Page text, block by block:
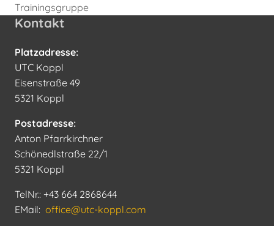
Trainingsgruppe
Kontakt
Platzadresse:
UTC Koppl
Eisenstraße 49
5321 Koppl
Postadresse:
Anton Pfarrkirchner
Schönedlstraße 22/1
5321 Koppl
TelNr.: +43 664 2868644
EMail: office@utc-koppl.com